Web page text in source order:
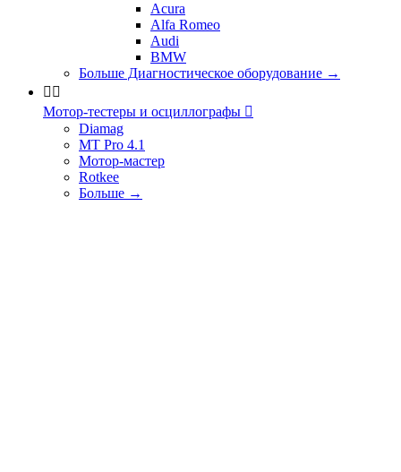
Acura
Alfa Romeo
Audi
BMW
Больше Диагностическое оборудование →
 
Мотор-тестеры и осциллографы 
Diamag
MT Pro 4.1
Мотор-мастер
Rotkee
Больше →